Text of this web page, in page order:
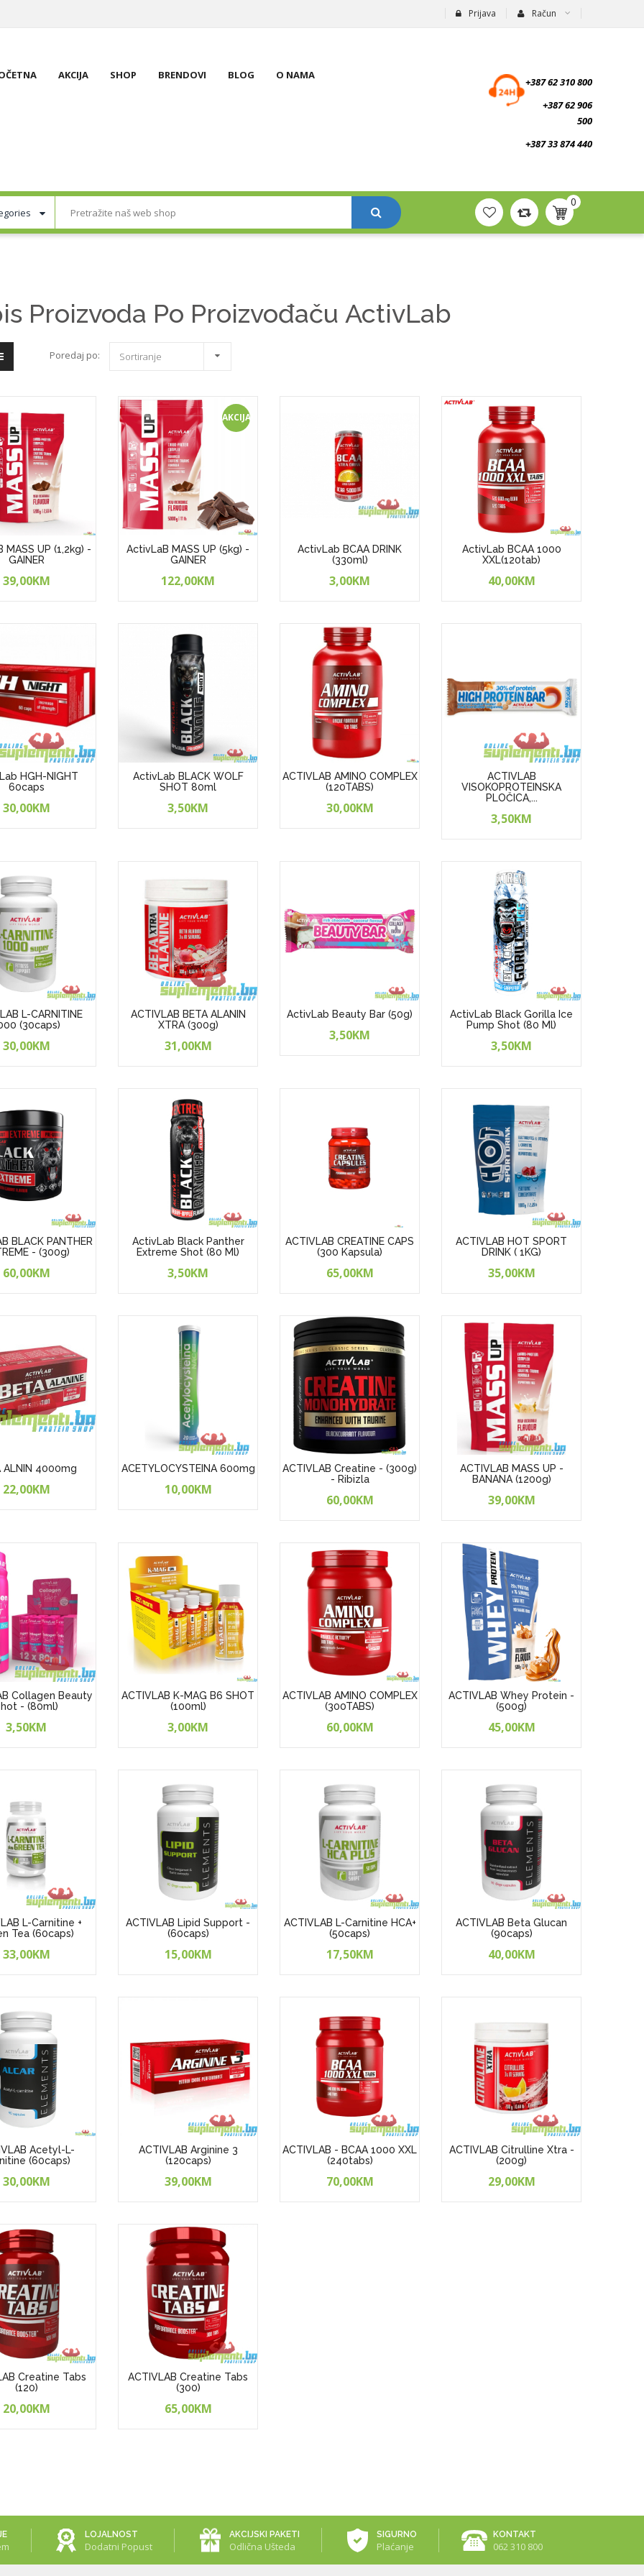
Prijava Račun
AKCIJA SHOP BRENDOVI BLOG O NAMA
+387 62 310 800
+387 62 906
500
+387 33 874 440
0
Proizvoda Po Proizvođaču ActivLab
Poredaj po: Sortiranje
MASS UP (1,2kg) -
GAINER
39,00KM
AKCIJA!
ActivLaB MASS UP (5kg) -
GAINER
122,00KM
ActivLab BCAA DRINK
(330ml)
3,00KM
ActivLab BCAA 1000
XXL(120tab)
40,00KM
HGH-NIGHT
60caps
30,00KM
ActivLab BLACK WOLF
SHOT 80ml
3,50KM
ACTIVLAB AMINO COMPLEX
(120TABS)
30,00KM
ACTIVLAB
VISOKOPROTEINSKA
PLOČICA,...
3,50KM
L-CARNITINE
(30caps)
30,00KM
ACTIVLAB BETA ALANIN
XTRA (300g)
31,00KM
ActivLab Beauty Bar (50g)
3,50KM
ActivLab Black Gorilla Ice
Pump Shot (80 Ml)
3,50KM
BLACK PANTHER
- (300g)
60,00KM
ActivLab Black Panther
Extreme Shot (80 Ml)
3,50KM
ACTIVLAB CREATINE CAPS
(300 Kapsula)
65,00KM
ACTIVLAB HOT SPORT
DRINK ( 1KG)
35,00KM
ALNIN 4000mg
22,00KM
ACETYLOCYSTEINA 600mg
10,00KM
ACTIVLAB Creatine - (300g)
- Ribizla
60,00KM
ACTIVLAB MASS UP -
BANANA (1200g)
39,00KM
Collagen Beauty
- (80ml)
3,50KM
ACTIVLAB K-MAG B6 SHOT
(100ml)
3,00KM
ACTIVLAB AMINO COMPLEX
(300TABS)
60,00KM
ACTIVLAB Whey Protein -
(500g)
45,00KM
L-Carnitine +
Tea (60caps)
33,00KM
ACTIVLAB Lipid Support -
(60caps)
15,00KM
ACTIVLAB L-Carnitine HCA+
(50caps)
17,50KM
ACTIVLAB Beta Glucan
(90caps)
40,00KM
Acetyl-L-
(60caps)
30,00KM
ACTIVLAB Arginine 3
(120caps)
39,00KM
ACTIVLAB - BCAA 1000 XXL
(240tabs)
70,00KM
ACTIVLAB Citrulline Xtra -
(200g)
29,00KM
Creatine Tabs
(120)
20,00KM
ACTIVLAB Creatine Tabs
(300)
65,00KM
LOJALNOST
Dodatni Popust
AKCIJSKI PAKETI
Odlična Ušteda
SIGURNO
Plaćanje
KONTAKT
062 310 800